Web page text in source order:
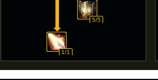
5/5
1/1